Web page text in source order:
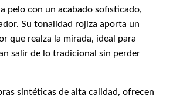
pelo con un acabado sofisticado,
Su tonalidad rojiza aporta un
que realza la mirada, ideal para
salir de lo tradicional sin perder
sintéticas de alta calidad, ofrecen